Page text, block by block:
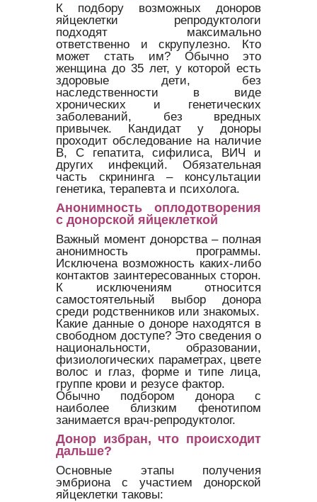
К подбору возможных доноров
яйцеклетки репродуктологи
подходят максимально
ответственно и скрупулезно. Кто
может стать им? Обычно это
женщина до 35 лет, у которой есть
здоровые дети, без
наследственности в виде
хронических и генетических
заболеваний, без вредных
привычек. Кандидат у доноры
проходит обследование на наличие
В, С гепатита, сифилиса, ВИЧ и
других инфекций. Обязательная
часть скрининга – консультации
генетика, терапевта и психолога.
Анонимность оплодотворения
с донорской яйцеклеткой
Важный момент донорства – полная
анонимность программы.
Исключена возможность каких-либо
контактов заинтересованных сторон.
К исключениям относится
самостоятельный выбор донора
среди родственников или знакомых.
Какие данные о доноре находятся в
свободном доступе? Это сведения о
национальности, образовании,
физиологических параметрах, цвете
волос и глаз, форме и типе лица,
группе крови и резусе фактор.
Обычно подбором донора с
наиболее близким фенотипом
занимается врач-репродуктолог.
Донор избран, что происходит
дальше?
Основные этапы получения
эмбриона с участием донорской
яйцеклетки таковы: